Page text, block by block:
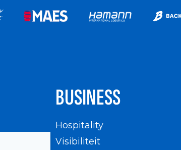
BUSINESS
Hospitality
Visibiliteit